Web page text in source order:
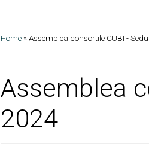
Home »Assemblea consortile CUBI -
Assemblea
2024